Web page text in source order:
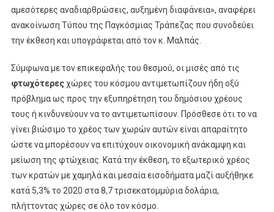
αμεσότερες αναδιαρθρώσεις, αυξημένη διαφάνεια», αναφέρει
ανακοίνωση Τύπου της Παγκόσμιας Τράπεζας που συνοδεύει
την έκθεση και υπογράφεται από τον κ. Μαλπάς.
Σύμφωνα με τον επικεφαλής του θεσμού, οι μισές από τις
φτωχότερεςχώρες του κόσμου αντιμετωπίζουν ήδη οξύ
πρόβλημα ως προς την εξυπηρέτηση του δημόσιου χρέους
τους ή κινδυνεύουν να το αντιμετωπίσουν. Πρόσθεσε ότι το να
γίνει βιώσιμο το χρέος των χωρών αυτών είναι απαραίτητο
ώστε να μπορέσουν να επιτύχουν οικονομική ανάκαμψη και
μείωση της φτώχειας. Κατά την έκθεση, το εξωτερικό χρέος
των κρατών με χαμηλά και μεσαία εισοδήματα μαζί αυξήθηκε
κατά 5,3% το 2020 στα 8,7 τρισεκατομμύρια δολάρια,
πλήττοντας χώρες σε όλο τον κόσμο.